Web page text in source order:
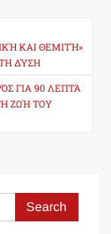
ΚΑΙ ΘΕΜΙΤΉ»
ΔΎΣΗ
ΓΙΑ 90 ΛΕΠΤΆ
ΖΩΉ ΤΟΥ
Search
for: